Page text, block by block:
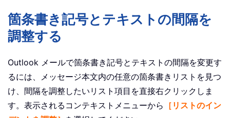
箇条書き記号とテキストの間隔を
調整する
Outlook メールで箇条書き記号とテキストの間隔を変更す
るには、メッセージ本文内の任意の箇条書きリストを見つ
け、間隔を調整したいリスト項目を直接右クリックしま
す。表示されるコンテキストメニューから ［リストのイン